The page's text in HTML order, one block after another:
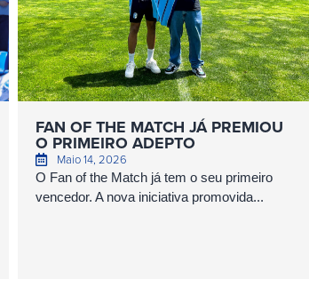
FAN OF THE MATCH JÁ PREMIOU
O PRIMEIRO ADEPTO
Maio 14, 2026
O Fan of the Match já tem o seu primeiro
vencedor. A nova iniciativa promovida...